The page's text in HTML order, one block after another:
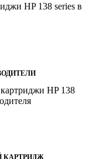
HP 138 series в
HP 138
КАРТРИДЖ